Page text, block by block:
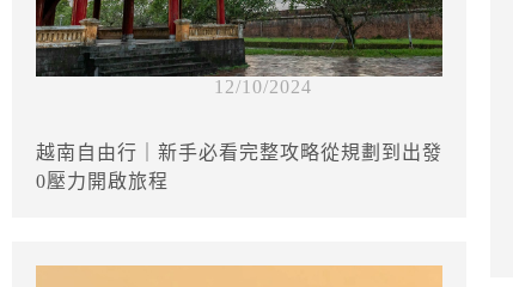
12/10/2024
越南自由行｜新手必看完整攻略從規劃到出發
0壓力開啟旅程